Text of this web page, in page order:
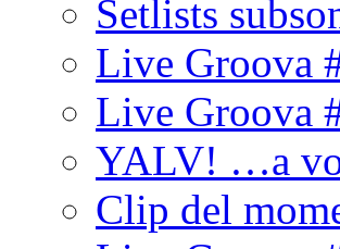
Setlists
Live Groova
Live Groova
YALV! …a
Clip del